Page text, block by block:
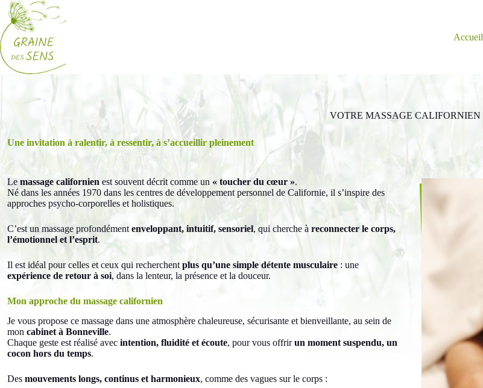
Passer
contenu
Accueil
VOTRE MASSAGE CALIFORNIEN
Une invitation à ralentir, à ressentir, à s’accueillir pleinement
Le massage californien est souvent décrit comme un « toucher du cœur ».
Né dans les années 1970 dans les centres de développement personnel de Californie, il s’inspire des
approches psycho-corporelles et holistiques.
C’est un massage profondément enveloppant, intuitif, sensoriel, qui cherche à reconnecter le corps,
l’émotionnel et l’esprit.
Il est idéal pour celles et ceux qui recherchent plus qu’une simple détente musculaire : une
expérience de retour à soi, dans la lenteur, la présence et la douceur.
Mon approche du massage californien
Je vous propose ce massage dans une atmosphère chaleureuse, sécurisante et bienveillante, au sein de
mon cabinet à Bonneville.
Chaque geste est réalisé avec intention, fluidité et écoute, pour vous offrirun moment suspendu, un
cocon hors du temps.
Des mouvements longs, continus et harmonieux, comme des vagues sur le corps :